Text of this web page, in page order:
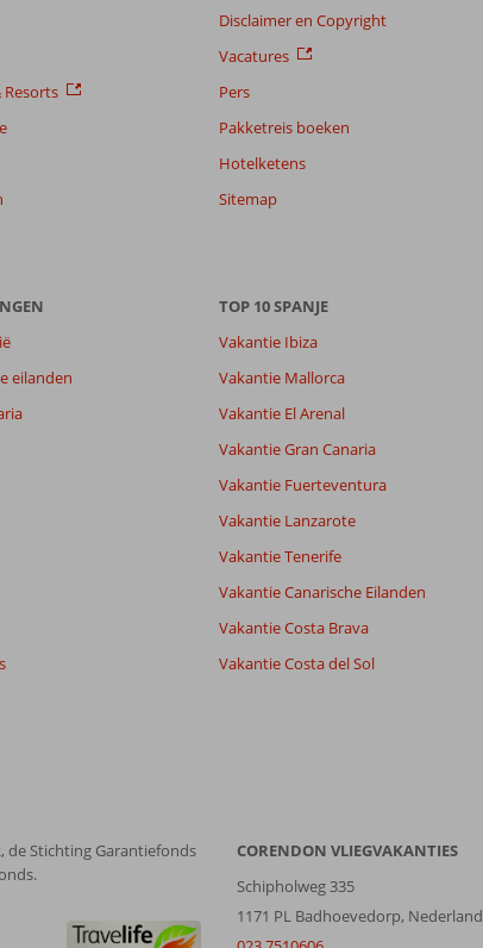
Sorteren op
datum (nieuw > oud)
Disclaimer en Copyright
Vacatures
Pers
Pakketreis boeken
Hotelketens
Sitemap
eilanden
TOP 10 SPANJE
Vakantie Ibiza
Vakantie Mallorca
Vakantie El Arenal
Vakantie Gran Canaria
Vakantie Fuerteventura
Vakantie Lanzarote
Vakantie Tenerife
Vakantie Canarische Eilanden
Vakantie Costa Brava
Vakantie Costa del Sol
de Stichting Garantiefonds
CORENDON VLIEGVAKANTIES
Schipholweg 335
1171 PL Badhoevedorp, Nederland